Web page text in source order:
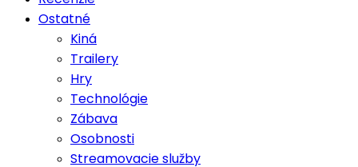
Ostatné
Kiná
Trailery
Hry
Technológie
Zábava
Osobnosti
Streamovacie služby